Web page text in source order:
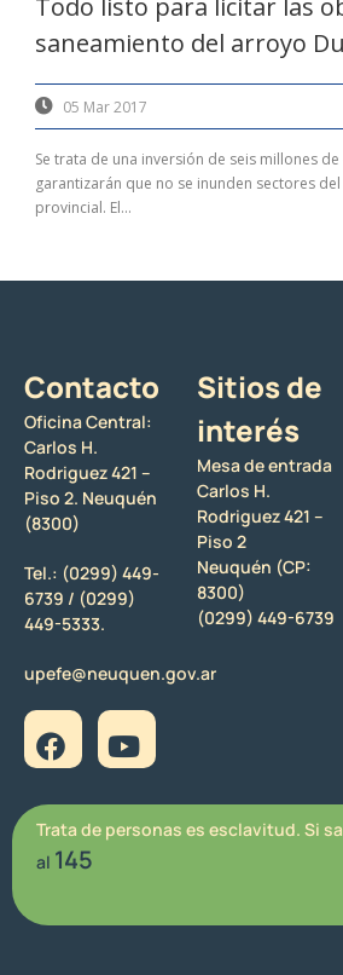
Todo listo para licitar las
saneamiento del arroyo
05 Mar 2017
Se trata de una inversión de seis millones
garantizarán que no se inunden sectores
provincial. El...
Contacto
Oficina Central:
Carlos H.
Rodriguez 421 –
Piso 2. Neuquén
(8300)
Tel.: (0299) 449-
6739 / (0299)
449-5333.
upefe@neuquen.gov.ar
Sitios de
interés
Mesa de entrada
Carlos H.
Rodriguez 421 –
Piso 2
Neuquén (CP:
8300)
(0299) 449-6739
Trata de personas es esclavitud. Si
al 145